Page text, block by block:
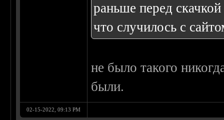
раньше перед
что случилось с
не было такого
были.
02-15-2022, 09:13 PM